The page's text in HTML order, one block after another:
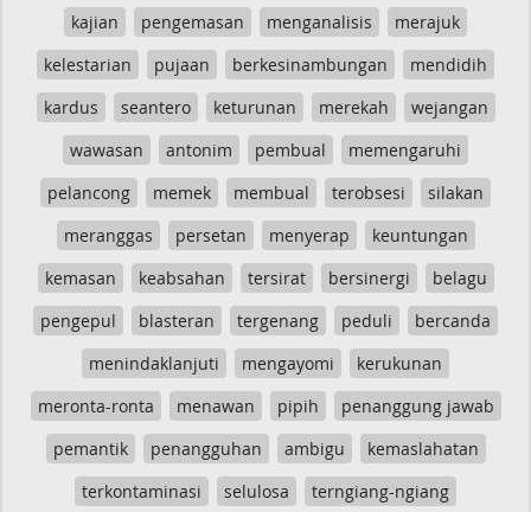
kajian
pengemasan menganalisis
merajuk
kelestarian
pujaan berkesinambungan
mendidih
kardus
seantero keturunan merekah
wejangan
wawasan
antonim pembual
memengaruhi
pelancong
memek membual terobsesi
silakan
meranggas
persetan menyerap
keuntungan
kemasan
keabsahan tersirat bersinergi
belagu
pengepul
blasteran tergenang peduli
bercanda
menindaklanjuti
mengayomi
kerukunan
meronta-ronta
menawan pipih
penanggung jawab
pemantik
penangguhan ambigu
kemaslahatan
terkontaminasi
selulosa
terngiang-ngiang